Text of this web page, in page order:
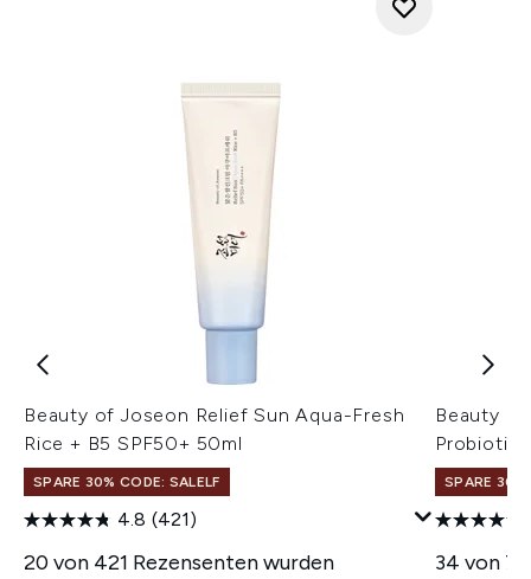
Beauty of Joseon Relief Sun Aqua-Fresh
Rice + B5 SPF50+ 50ml
SPARE 30% CODE: SALELF
4.8 (421)
20 von 421 Rezensenten wurden
Beauty of
SPARE 30%
34 von